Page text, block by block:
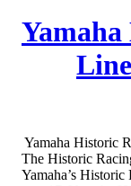
Yamaha Historic
The Historic
Yamaha’s